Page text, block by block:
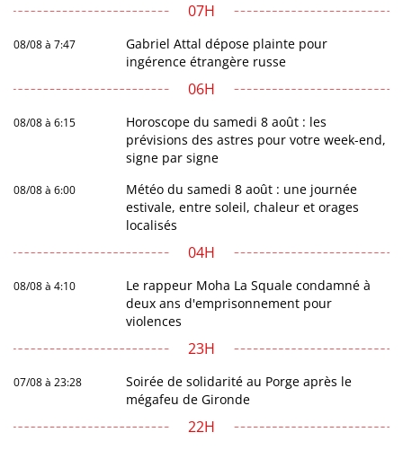
07H
08/08 à 7:47
Gabriel Attal dépose plainte pour
ingérence étrangère russe
06H
08/08 à 6:15
Horoscope du samedi 8 août : les
prévisions des astres pour votre week-end,
signe par signe
08/08 à 6:00
Météo du samedi 8 août : une journée
estivale, entre soleil, chaleur et orages
localisés
04H
08/08 à 4:10
Le rappeur Moha La Squale condamné à
deux ans d'emprisonnement pour
violences
23H
07/08 à 23:28
Soirée de solidarité au Porge après le
mégafeu de Gironde
22H